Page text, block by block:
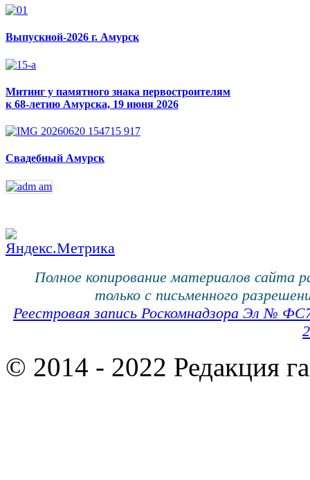
Выпускной-2026 г. Амурск
Митинг у памятного знака первостроителям
к 68-летию Амурска, 19 июня 2026
Свадебный Амурск
Полное копирование материалов сайта
только с письменного
Реестровая запись Роскомнадзора Эл №
© 2014 - 2022 Редакция